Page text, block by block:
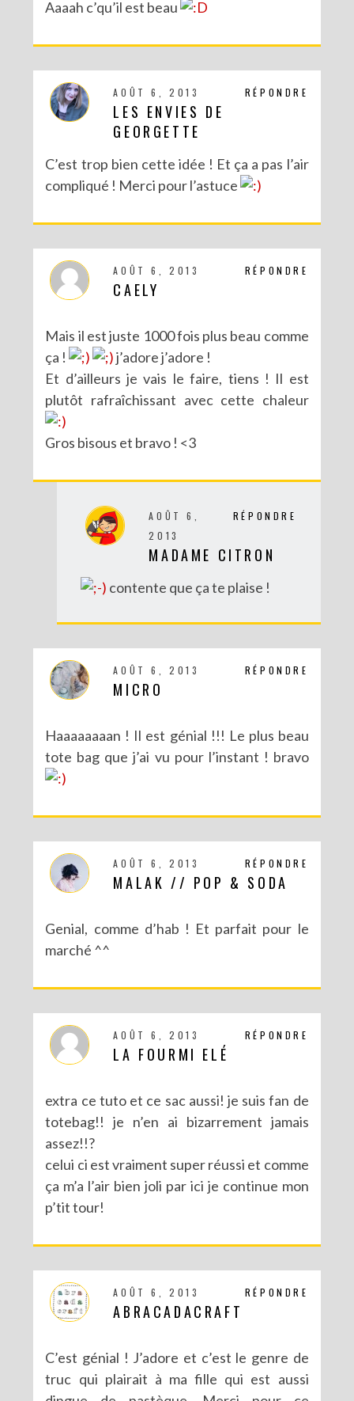
Aaaah c’qu’il est beau
RÉPONDRE
AOÛT 6, 2013
LES ENVIES DE
GEORGETTE
C’est trop bien cette idée ! Et ça a pas l’air
compliqué ! Merci pour l’astuce
RÉPONDRE
AOÛT 6, 2013
CAELY
Mais il est juste 1000 fois plus beau comme
ça !
j’adore j’adore !
Et d’ailleurs je vais le faire, tiens ! Il est
plutôt rafraîchissant avec cette chaleur
Gros bisous et bravo ! <3
RÉPONDRE
AOÛT 6,
2013
MADAME CITRON
contente que ça te plaise !
RÉPONDRE
AOÛT 6, 2013
MICRO
Haaaaaaaan ! Il est génial !!! Le plus beau
tote bag que j’ai vu pour l’instant ! bravo
RÉPONDRE
AOÛT 6, 2013
MALAK // POP & SODA
Genial, comme d’hab ! Et parfait pour le
marché ^^
RÉPONDRE
AOÛT 6, 2013
LA FOURMI ELÉ
extra ce tuto et ce sac aussi! je suis fan de
totebag!! je n’en ai bizarrement jamais
assez!!?
celui ci est vraiment super réussi et comme
ça m’a l’air bien joli par ici je continue mon
p’tit tour!
RÉPONDRE
AOÛT 6, 2013
ABRACADACRAFT
C’est génial ! J’adore et c’est le genre de
truc qui plairait à ma fille qui est aussi